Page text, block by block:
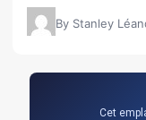
By Stanley
Cet